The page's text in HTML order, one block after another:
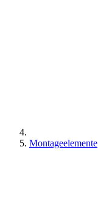
Montageelemente